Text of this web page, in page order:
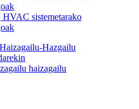
sistemetarako
haizagailu